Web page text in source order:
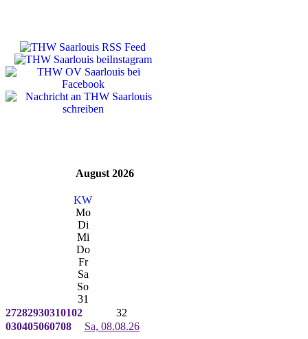
August 2026
KW
Mo
Di
Mi
Do
Fr
Sa
So
31
27282930310102
32
030405060708 Sa, 08.08.26